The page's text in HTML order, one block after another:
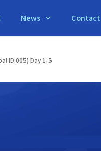
News Contact
ID:005) Day 1-5